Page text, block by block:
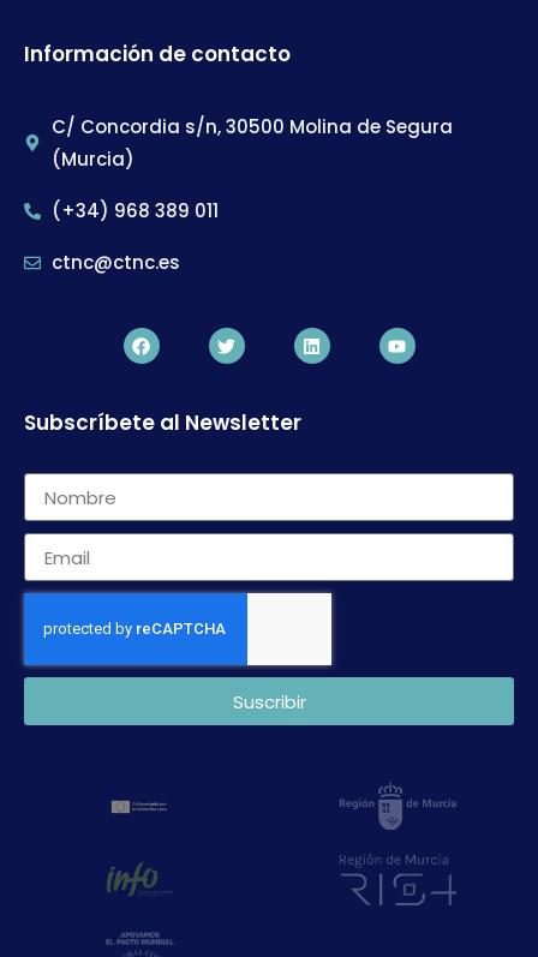
Información de contacto
C/ Concordia s/n, 30500 Molina de Segura
(Murcia)
(+34) 968 389 011
ctnc@ctnc.es
Subscríbete al Newsletter
Suscribir